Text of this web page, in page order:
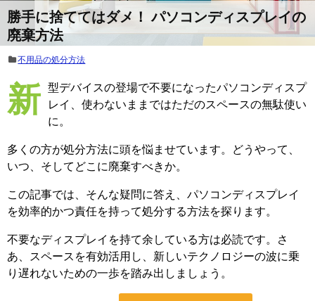
勝手に捨ててはダメ！ パソコンディスプレイの
廃棄方法
不用品の処分方法
新型デバイスの登場で不要になったパソコンディスプ
レイ、使わないままではただのスペースの無駄使い
に。
多くの方が処分方法に頭を悩ませています。どうやって、
いつ、そしてどこに廃棄すべきか。
この記事では、そんな疑問に答え、パソコンディスプレイ
を効率的かつ責任を持って処分する方法を探ります。
不要なディスプレイを持て余している方は必読です。さ
あ、スペースを有効活用し、新しいテクノロジーの波に乗
り遅れないための一歩を踏み出しましょう。